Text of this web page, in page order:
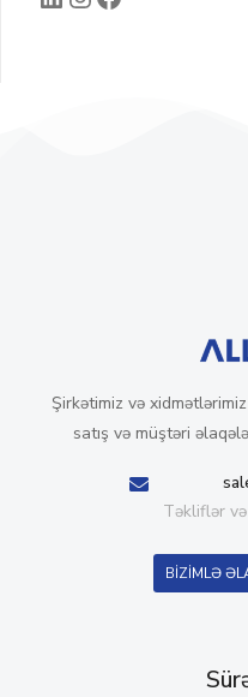
Şirkətimiz və
satış və müştəri
Təkliflər
BİZİMLƏ